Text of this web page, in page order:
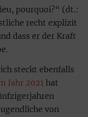
pourquoi?“ (dt.:
recht explizit
dass er der Kraft
steckt ebenfalls
Jahr 2021 hat
von